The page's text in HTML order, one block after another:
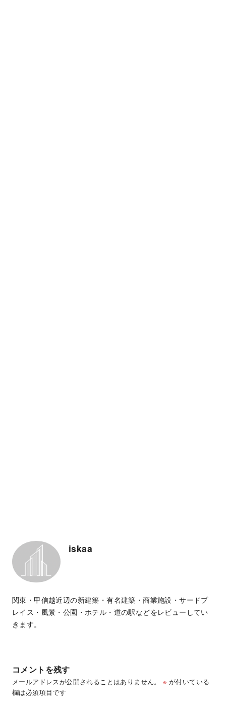
iskaa
関東・甲信越近辺の新建築・有名建築・商業施設・サードプ
レイス・風景・公園・ホテル・道の駅などをレビューしてい
きます。
コメントを残す
メールアドレスが公開されることはありません。 ※ が付いている
欄は必須項目です